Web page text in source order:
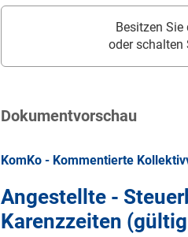
Besitzen Sie
oder schalten
Dokumentvorschau
KomKo - Kommentierte
Angestellte -
Karenzzeiten